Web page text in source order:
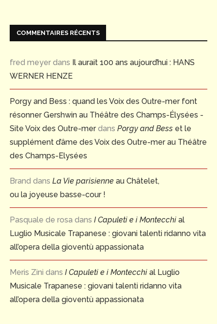
COMMENTAIRES RÉCENTS
fred meyer dans Il aurait 100 ans aujourd’hui : HANS
WERNER HENZE
Porgy and Bess : quand les Voix des Outre-mer font
résonner Gershwin au Théâtre des Champs-Élysées -
Site Voix des Outre-merdans Porgy and Bess et le
supplément d’âme des Voix des Outre-mer au Théâtre
des Champs-Elysées
Brand dans La Vie parisienne au Châtelet,
ou la joyeuse basse-cour !
Pasquale de rosa dans I Capuleti e i Montecchi al
Luglio Musicale Trapanese : giovani talenti ridanno vita
all’opera della gioventù appassionata
Meris Zini dans I Capuleti e i Montecchi al Luglio
Musicale Trapanese : giovani talenti ridanno vita
all’opera della gioventù appassionata